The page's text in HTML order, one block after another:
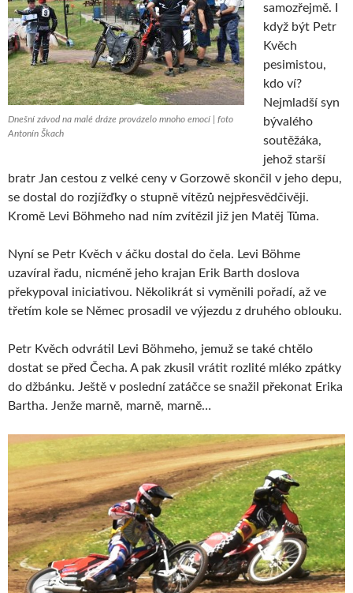
Dnešní závod na malé dráze provázelo mnoho emocí | foto
Antonín Škach
samozřejmě. I
když být Petr
Kvěch
pesimistou,
kdo ví?
Nejmladší syn
bývalého
soutěžáka,
jehož starší
bratr Jan cestou z velké ceny v Gorzowě skončil v jeho depu,
se dostal do rozjížďky o stupně vítězů nejpřesvědčivěji.
Kromě Levi Böhmeho nad ním zvítězil již jen Matěj Tůma.
Nyní se Petr Kvěch v áčku dostal do čela. Levi Böhme
uzavíral řadu, nicméně jeho krajan Erik Barth doslova
překypoval iniciativou. Několikrát si vyměnili pořadí, až ve
třetím kole se Němec prosadil ve výjezdu z druhého oblouku.
Petr Kvěch odvrátil Levi Böhmeho, jemuž se také chtělo
dostat se před Čecha. A pak zkusil vrátit rozlité mléko zpátky
do džbánku. Ještě v poslední zatáčce se snažil překonat Erika
Bartha. Jenže marně, marně, marně…